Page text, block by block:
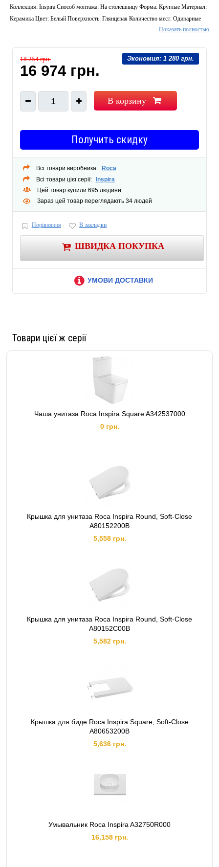
Коллекция: Inspira Способ монтажа: На столешницу Форма: Круглые Материал:
Керамика Цвет: Белый Поверхность: Глянцевая Количество мест: Одинарные
Отверстий под смеситель: Без отверстий Перелив: Без перелива Комплектация:
Показать полностью
Экономия: 1 280 грн.
18 254 грн.
16 974 грн.
1 В корзину
Получить скидку
Всі товари виробника:
Roca
Всі товари цієї серії:
Inspira
Цей товар купили 695 людини
Зараз цей товар переглядають 34 людей
Порівняння В закладки
ШВИДКА ПОКУПКА
УМОВИ ДОСТАВКИ
Товари цієї ж серії
Чаша унитаза Roca Inspira Square A342537000
0 грн.
Крышка для унитаза Roca Inspira Round, Soft-Close
A80152200B
5,558 грн.
Крышка для унитаза Roca Inspira Round, Soft-Close
A80152C00B
5,582 грн.
Крышка для биде Roca Inspira Square, Soft-Close
A80653200B
5,636 грн.
Умывальник Roca Inspira A32750R000
16,158 грн.